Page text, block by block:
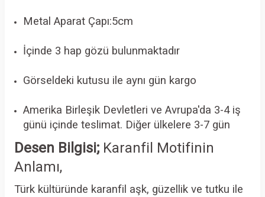
Metal Aparat Çapı:5cm
İçinde 3 hap gözü bulunmaktadır
Görseldeki kutusu ile aynı gün kargo
Amerika Birleşik Devletleri ve Avrupa'da 3-4 iş
günü içinde teslimat. Diğer ülkelere 3-7 gün
Desen Bilgisi; Karanfil Motifinin
Anlamı,
Türk kültüründe karanfil aşk, güzellik ve tutku ile